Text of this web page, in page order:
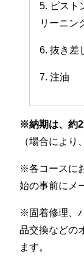
5. ピスト
リーニン
6. 抜き差
7. 注油
※納期は、約2
（場合により
※各コースに
始の事前にメ
※固着修理、
品交換などの
ます。